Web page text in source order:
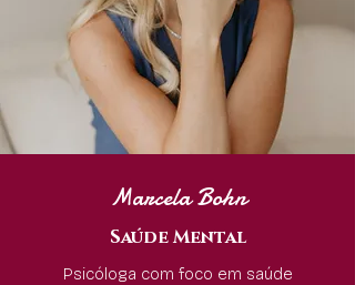
Marcela Bohn
Saúde Mental
Psicóloga com foco em saúde